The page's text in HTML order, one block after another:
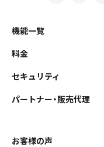
機能一覧
料金
セキュリティ
パートナー・販売代理
お客様の声